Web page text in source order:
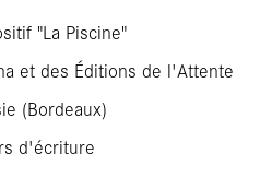
"La Piscine"
et des Éditions de l'Attente
(Bordeaux)
d'écriture